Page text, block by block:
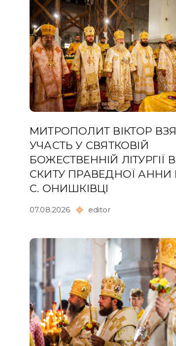
МИТРОПОЛИТ ВІКТОР
УЧАСТЬ У СВЯТКОВІЙ
БОЖЕСТВЕННІЙ ЛІТУРГІЇ В
СКИТУ ПРАВЕДНОЇ АННИ
С. ОНИШКІВЦІ
07.08.2026 editor